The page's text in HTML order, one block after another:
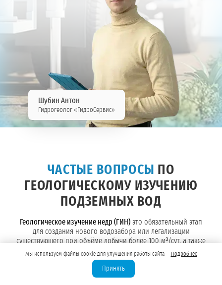
Шубин Антон
Гидрогеолог «ГидроСервис»
ЧАСТЫЕ ВОПРОСЫ
ПО
ГЕОЛОГИЧЕСКОМУ ИЗУЧЕНИЮ
ПОДЗЕМНЫХ ВОД
Геологическое изучение недр (ГИН) это обязательный этап
для создания нового водозабора или легализации
существующего при объёме добычи более 100 м³/сут, а также
при отсутствии скважины или работе в слабоизученных
регионах. В этом разделе Вы найдете ответы на ключевые
вопросы, вся информация актуальна на 2026 год.
Мы используем файлы cookie для улучшения работы сайта Подробнее
Принять